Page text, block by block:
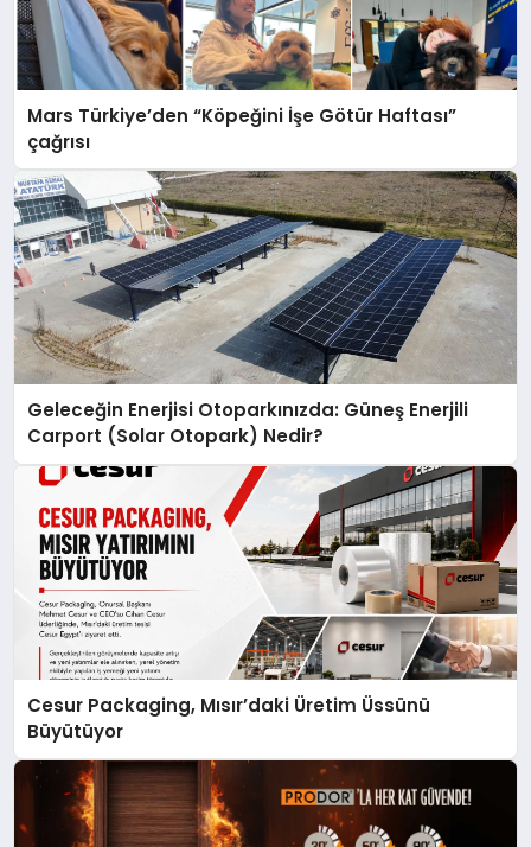
Mars Türkiye’den “Köpeğini İşe Götür Haftası”
çağrısı
Geleceğin Enerjisi Otoparkınızda: Güneş Enerjili
Carport (Solar Otopark) Nedir?
Cesur Packaging, Mısır’daki Üretim Üssünü
Büyütüyor